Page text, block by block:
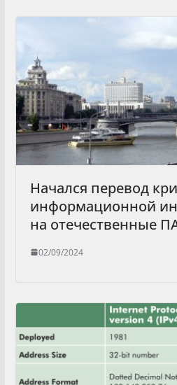
Начался перевод
информационной
на отечественные
02/09/2024